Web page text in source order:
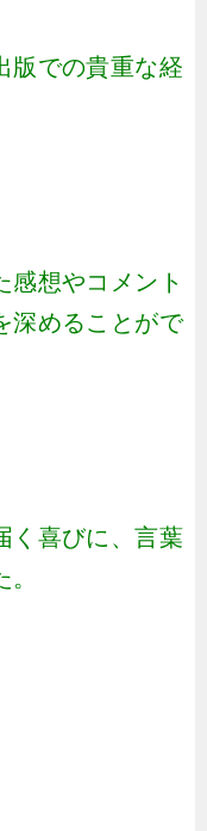
版での貴重な経
感想やコメント
深めることがで
く喜びに、言葉